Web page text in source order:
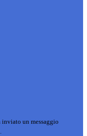
inviato un messaggio